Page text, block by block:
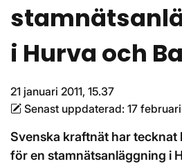
i Hurva och
21 januari 2011, 15.37
Senast uppdaterad: 17
Svenska kraftnät har tecknat
för en stamnätsanläggning i